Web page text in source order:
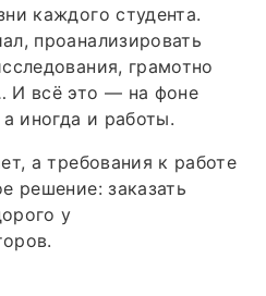
каждого студента.
проанализировать
грамотно
И всё это — на фоне
иногда и работы.
а требования к работе
решение: заказать
у